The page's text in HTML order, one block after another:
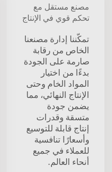
مصنع مستقل مع
تحكم قوي في الإنتاج
تمكّننا إدارة مصنعنا
الخاص من رقابة
صارمة على الجودة
بدءًا من اختيار
المواد الخام وحتى
الإنتاج النهائي، مما
يضمن جودة
متسقة وقدرات
إنتاج قابلة للتوسيع
وأسعارًا تنافسية
للعملاء في جميع
أنحاء العالم.